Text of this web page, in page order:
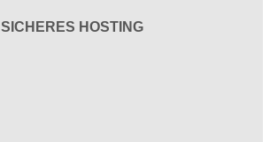
SICHERES HOSTING